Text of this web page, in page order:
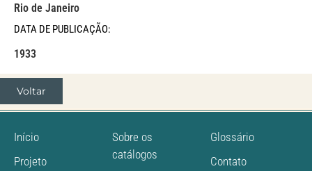
Rio de Janeiro
DATA DE PUBLICAÇÃO:
1933
Voltar
Início
Projeto
Sobre os
catálogos
Glossário
Contato